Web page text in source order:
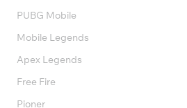
PUBG Mobile
Mobile Legends
Apex Legends
Free Fire
Pioner